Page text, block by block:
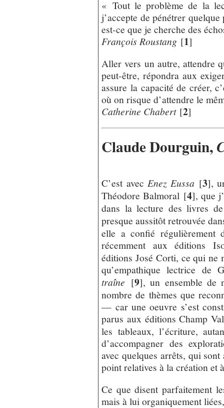
« Tout le problème de la
j’accepte de pénétrer
est-ce que je cherche des
François Roustang [1]
Aller vers un autre, attendre
peut-être, répondra aux
assure la capacité de créer,
où on risque d’attendre le
Catherine Chabert[2]
Claude Dourguin,
C’est avec Enez Eussa [3],
Théodore Balmoral [4], que
dans la lecture des livres
presque aussitôt retrouvée
elle a confié régulièrement
récemment aux éditions
éditions José Corti, ce qui ne
qu’empathique lectrice de
traîne [9], un ensemble de
nombre de thèmes que
— car une oeuvre s’est
parus aux éditions Champ
les tableaux, l’écriture,
d’accompagner des
avec quelques arrêts, qui
point relatives à la création et
Ce que disent parfaitement
mais à lui organiquement